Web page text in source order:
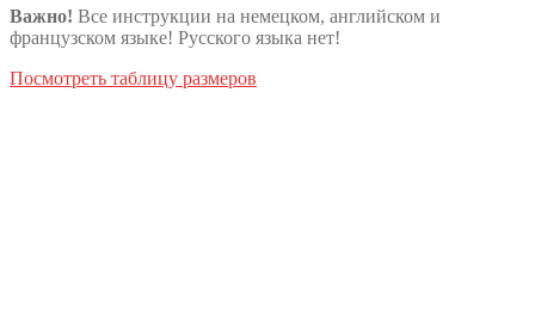
Важно! Все инструкции на немецком, английском и
французском языке! Русского языка нет!
Посмотреть таблицу размеров